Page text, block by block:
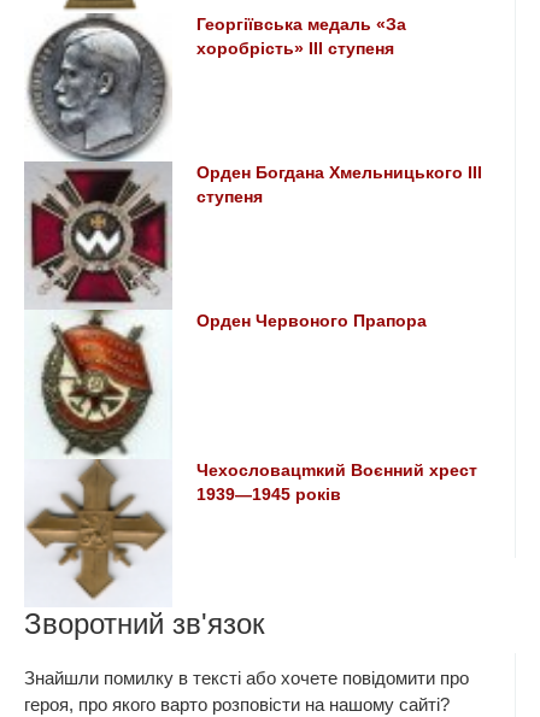
Георгіївська медаль «За
хоробрість» III ступеня
Орден Богдана Хмельницького III
ступеня
Орден Червоного Прапора
Чехословацmкий Воєнний хрест
1939—1945 років
Зворотний зв'язок
Знайшли помилку в тексті або хочете повідомити про
героя, про якого варто розповісти на нашому сайті?